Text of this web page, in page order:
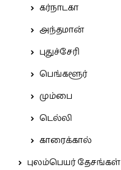
கர்நாடகா
அந்தமான்
புதுச்சேரி
பெங்களூர்
மும்பை
டெல்லி
காரைக்கால்
புலம்பெயர் தேசங்கள்